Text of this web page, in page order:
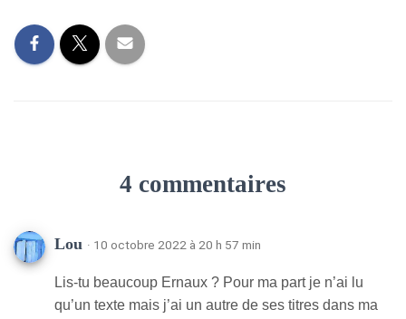
4 commentaires
Lou · 10 octobre 2022 à 20 h 57 min
Lis-tu beaucoup Ernaux ? Pour ma part je n’ai lu
qu’un texte mais j’ai un autre de ses titres dans ma